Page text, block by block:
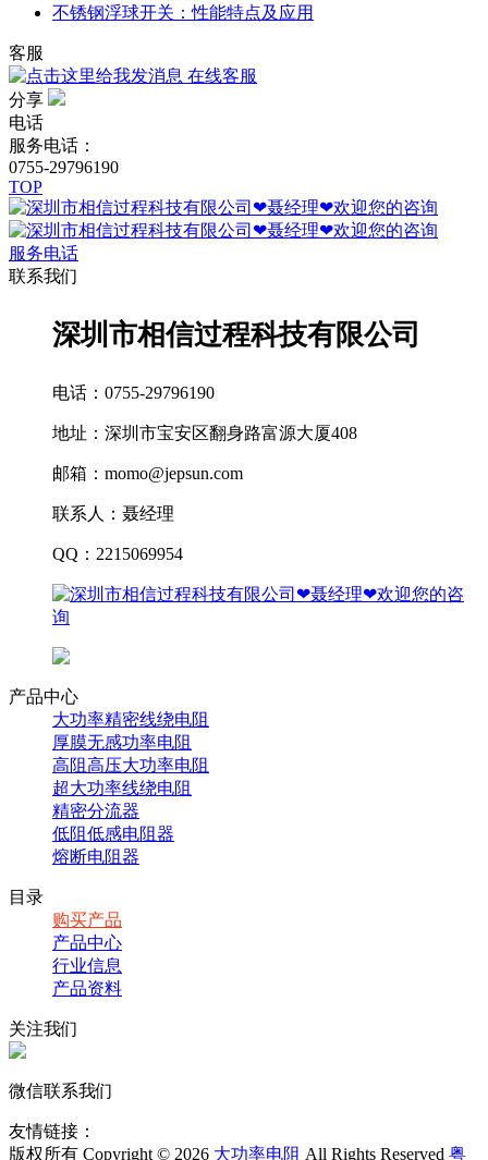
不锈钢浮球开关：性能特点及应用
客服
在线客服
分享
电话
服务电话：
0755-29796190
TOP
服务电话
联系我们
深圳市相信过程科技有限公司
电话：0755-29796190
地址：深圳市宝安区翻身路富源大厦408
邮箱：momo@jepsun.com
联系人：聂经理
QQ：2215069954
产品中心
大功率精密线绕电阻
厚膜无感功率电阻
高阻高压大功率电阻
超大功率线绕电阻
精密分流器
低阻低感电阻器
熔断电阻器
目录
购买产品
产品中心
行业信息
产品资料
关注我们
微信联系我们
友情链接：
版权所有 Copyright © 2026 大功率电阻 All Rights Reserved 粤